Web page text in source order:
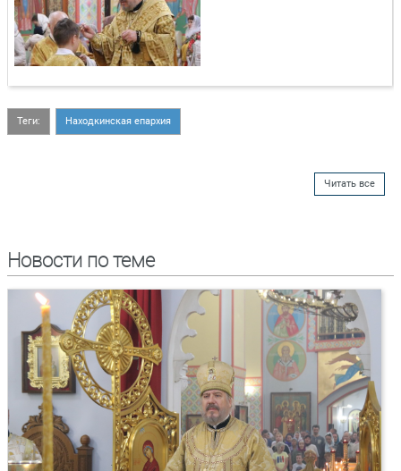
Теги: Находкинская епархия
Читать все
Новости по теме